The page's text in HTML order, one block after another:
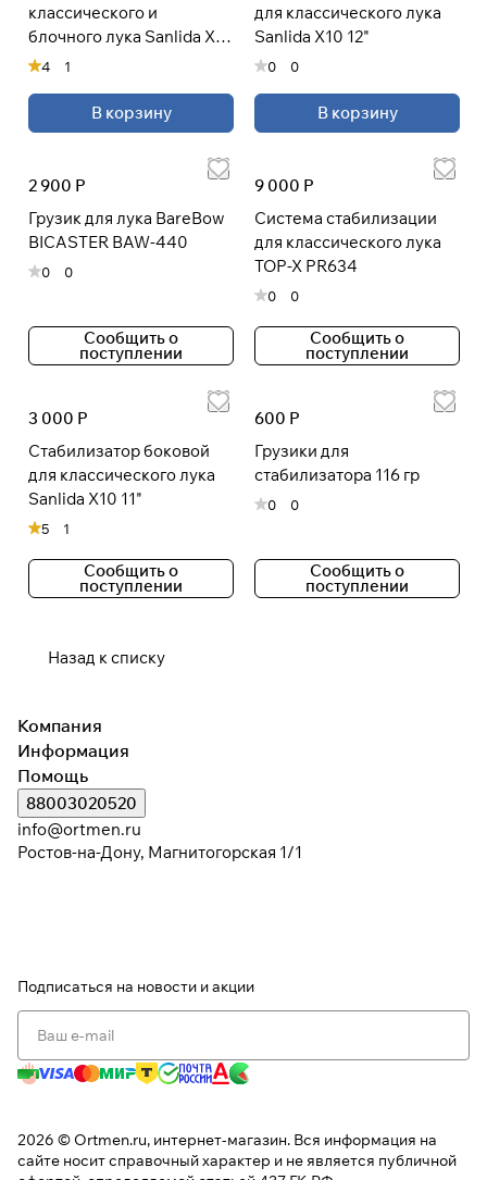
классического и
блочного лука Sanlida X10
5"4 1
В корзину
для классического лука
Sanlida X10 12"
0 0
В корзину
2 900 Р
Грузик для лука BareBow
BICASTER BAW-440
0 0
Сообщить о
поступлении
9 000 Р
Система стабилизации
для классического лука
TOP-X PR634
0 0
Сообщить о
поступлении
3 000 Р
Стабилизатор боковой
для классического лука
Sanlida X10 11"
5 1
Сообщить о
поступлении
600 Р
Грузики для
стабилизатора 116 гр
0 0
Сообщить о
поступлении
Назад к списку
Компания
Информация
Помощь
88003020520
info@ortmen.ru
Ростов-на-Дону, Магнитогорская 1/1
Подписаться на новости и акции
2026 © Ortmen.ru, интернет-магазин. Вся информация на
сайте носит справочный характер и не является публичной